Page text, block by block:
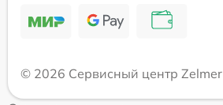
© 2026 Сервисный центр Zelmer